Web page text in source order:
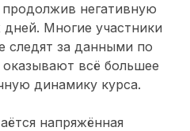
негативную
Многие участники
следят за данными по
всё большее
динамику курса.
напряжённая